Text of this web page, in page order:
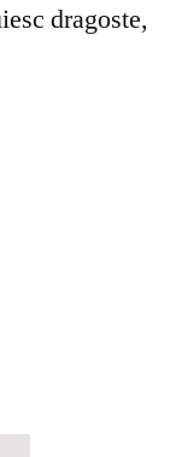
dragoste,